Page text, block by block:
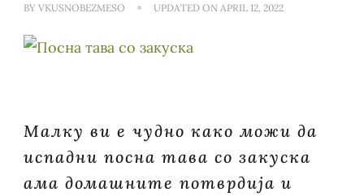
BY VKUSNOBEZMESO UPDATED ON APRIL 12, 2022
Малку ви е чудно како можи да
испадни посна тава со закуска
ама домашните потврдија и